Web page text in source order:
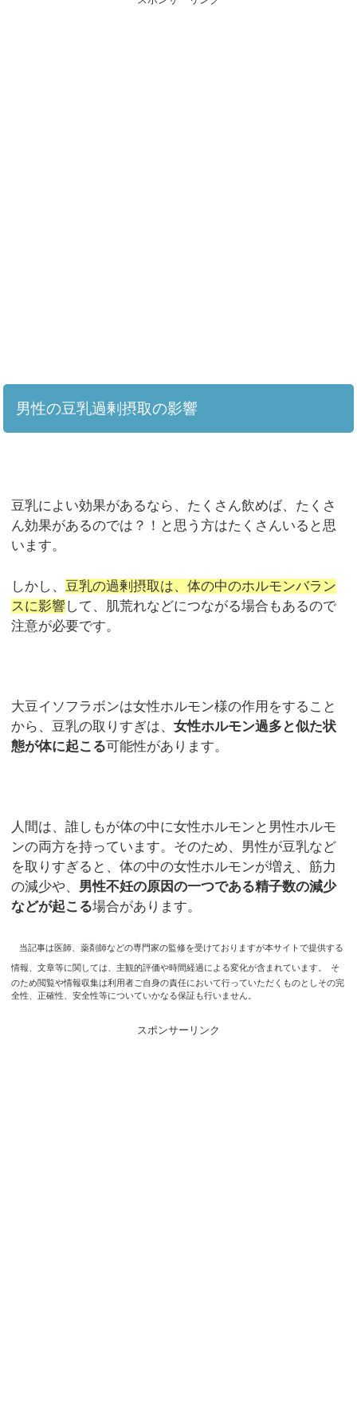
男性の豆乳過剰摂取の影響
豆乳によい効果があるなら、たくさん飲めば、たくさ
ん効果があるのでは？！と思う方はたくさんいると思
います。
しかし、 豆乳の過剰摂取は、体の中のホルモンバラン
スに影響 して、肌荒れなどにつながる場合もあるので
注意が必要です。
大豆イソフラボンは女性ホルモン様の作用をすること
から、豆乳の取りすぎは、女性ホルモン過多と似た状
態が体に起こる可能性があります。
人間は、誰しもが体の中に女性ホルモンと男性ホルモ
ンの両方を持っています。そのため、男性が豆乳など
を取りすぎると、体の中の女性ホルモンが増え、筋力
の減少や、 男性不妊の原因の一つである精子数の減少
などが起こる場合があります。
当記事は医師、薬剤師などの専門家の監修を受けておりますが本サイトで提供する
情報、文章等に関しては、主観的評価や時間経過による変化が含まれています。
そ
のため閲覧や情報収集は利用者ご自身の責任において行っていただくものとしその完
全性、正確性、安全性等についていかなる保証も行いません。
スポンサーリンク